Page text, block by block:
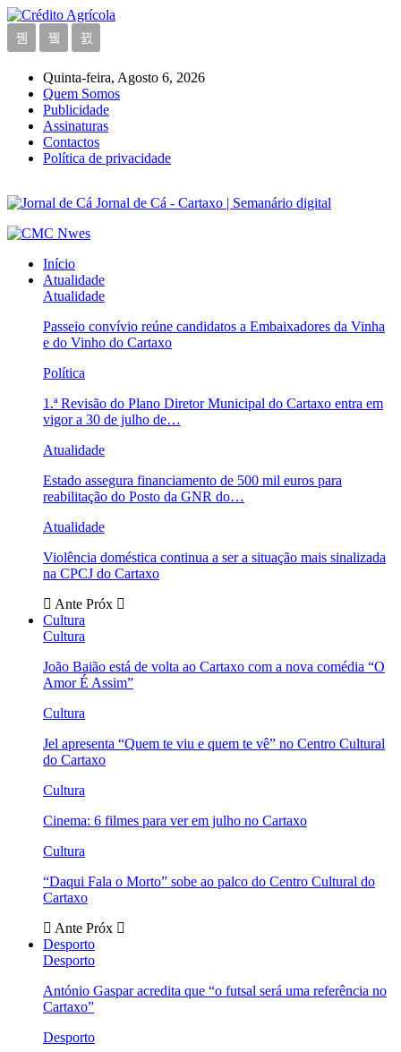
Quinta-feira, Agosto 6, 2026
Quem Somos
Publicidade
Assinaturas
Contactos
Política de privacidade
Jornal de Cá - Cartaxo | Semanário digital
Início
Atualidade
Atualidade
Passeio convívio reúne candidatos a Embaixadores da Vinha
e do Vinho do Cartaxo
Política
1.ª Revisão do Plano Diretor Municipal do Cartaxo entra em
vigor a 30 de julho de…
Atualidade
Estado assegura financiamento de 500 mil euros para
reabilitação do Posto da GNR do…
Atualidade
Violência doméstica continua a ser a situação mais sinalizada
na CPCJ do Cartaxo
Ante Próx
Cultura
Cultura
João Baião está de volta ao Cartaxo com a nova comédia “O
Amor É Assim”
Cultura
Jel apresenta “Quem te viu e quem te vê” no Centro Cultural
do Cartaxo
Cultura
Cinema: 6 filmes para ver em julho no Cartaxo
Cultura
“Daqui Fala o Morto” sobe ao palco do Centro Cultural do
Cartaxo
Ante Próx
Desporto
Desporto
António Gaspar acredita que “o futsal será uma referência no
Cartaxo”
Desporto